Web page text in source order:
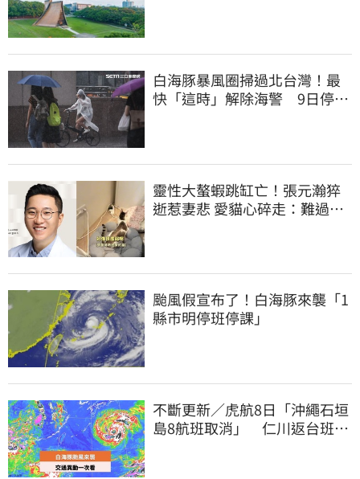
白海豚暴風圈掃過北台灣！最
快「這時」解除海警 9日停班
靈性大螯蝦跳缸亡！張元瀚猝
逝惹妻悲 愛貓心碎走：難過不
颱風假宣布了！白海豚來襲「1
縣市明停班停課」
不斷更新／虎航8日「沖繩石垣
島8航班取消」 仁川返台班機